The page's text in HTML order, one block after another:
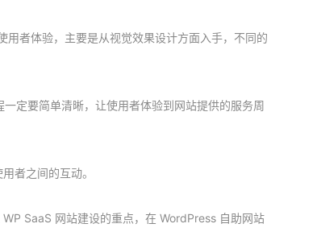
用者体验，主要是从视觉效果设计方面入手，不同的
定要简单清晰，让使用者体验到网站提供的服务周
者之间的互动。
SaaS 网站建设的重点，在 WordPress 自助网站